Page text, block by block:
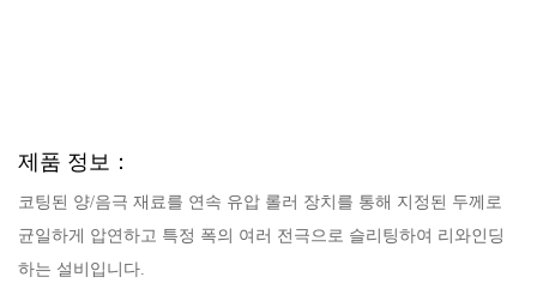
제품 정보：
코팅된 양/음극 재료를 연속 유압 롤러 장치를 통해 지정된 두께로
균일하게 압연하고 특정 폭의 여러 전극으로 슬리팅하여 리와인딩
하는 설비입니다.